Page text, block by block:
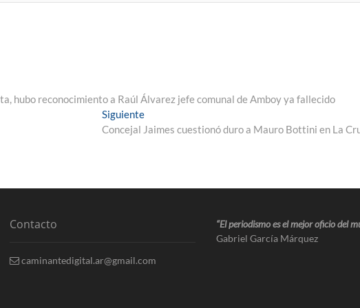
hubo reconocimiento a Raúl Álvarez jefe comunal de Amboy ya fallecido
Siguiente
Concejal Jaimes cuestionó duro a Mauro Bottini en La
Contacto
caminantedigital.ar@gmail.com
“El periodismo es el mejor oficio del
Gabriel García Márquez